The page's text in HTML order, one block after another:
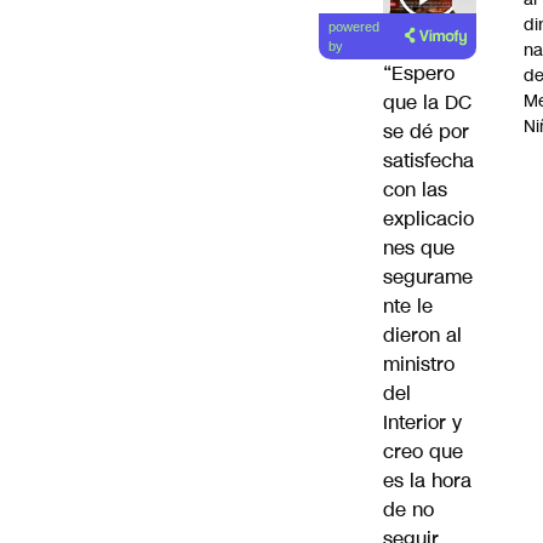
powered
by
“Espero
que la DC
se dé por
satisfecha
con las
explicacio
nes que
segurame
nte le
dieron al
ministro
del
Interior y
creo que
es la hora
de no
de